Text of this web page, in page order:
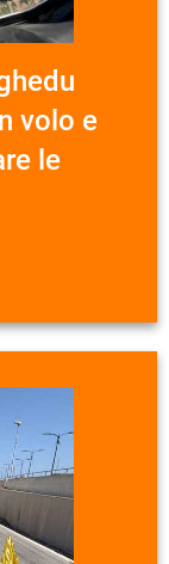
volo e
le